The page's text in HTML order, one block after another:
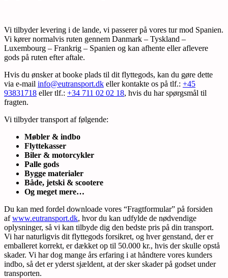
Vi tilbyder levering i de lande, vi passerer på vores tur mod Spanien.
Vi kører normalvis ruten gennem Danmark – Tyskland –
Luxembourg – Frankrig – Spanien og kan afhente eller aflevere
gods på ruten efter aftale.
Hvis du ønsker at booke plads til dit flyttegods, kan du gøre dette
via e-mail info@eutransport.dk eller kontakte os på tlf.: +45
93831718 eller tlf.: +34 711 02 02 18, hvis du har spørgsmål til
fragten.
Vi tilbyder transport af følgende:
Møbler & indbo
Flyttekasser
Biler & motorcykler
Palle gods
Bygge materialer
Både, jetski & scootere
Og meget mere…
Du kan med fordel downloade vores “Fragtformular” på forsiden
afwww.eutransport.dk, hvor du kan udfylde de nødvendige
oplysninger, så vi kan tilbyde dig den bedste pris på din transport.
Vi har naturligvis dit flyttegods forsikret, og hver genstand, der er
emballeret korrekt, er dækket op til 50.000 kr., hvis der skulle opstå
skader. Vi har dog mange års erfaring i at håndtere vores kunders
indbo, så det er yderst sjældent, at der sker skader på godset under
transporten.